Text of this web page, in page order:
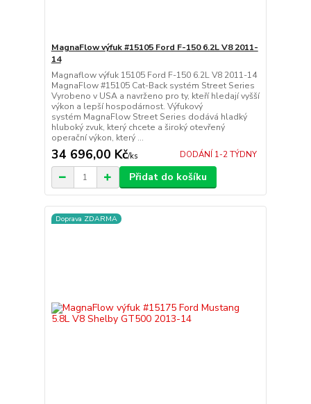
MagnaFlow výfuk #15105 Ford F-150 6.2L V8 2011-
14
Magnaflow výfuk 15105 Ford F-150 6.2L V8 2011-14
MagnaFlow #15105 Cat-Back systém Street Series
Vyrobeno v USA a navrženo pro ty, kteří hledají vyšší
výkon a lepší hospodárnost. Výfukový
systém MagnaFlow Street Series dodává hladký
hluboký zvuk, který chcete a široký otevřený
operační výkon, který ...
34 696,00 Kč/ks DODÁNÍ 1-2 TÝDNY
Přidat do košíku
Doprava ZDARMA